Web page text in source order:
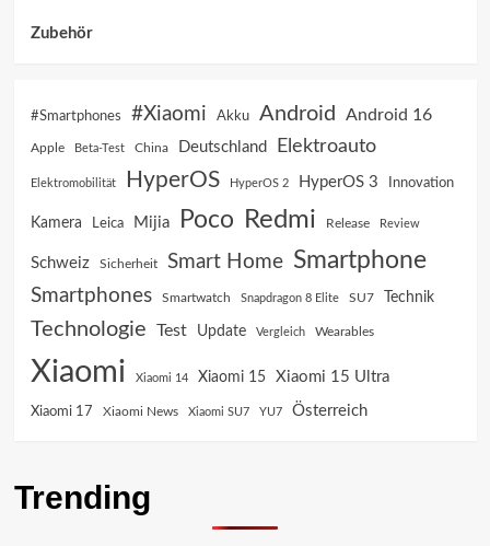
Zubehör
#Smartphones #Xiaomi Akku Android Android 16
Apple Beta-Test China Deutschland Elektroauto
Elektromobilität HyperOS HyperOS 2 HyperOS 3 Innovation
Kamera Leica Mijia Poco Redmi Release Review
Schweiz Sicherheit Smart Home Smartphone
Smartphones Smartwatch Snapdragon 8 Elite SU7 Technik
Technologie Test Update Vergleich Wearables
Xiaomi Xiaomi 14 Xiaomi 15 Xiaomi 15 Ultra
Xiaomi 17 Xiaomi News Xiaomi SU7 YU7 Österreich
Trending